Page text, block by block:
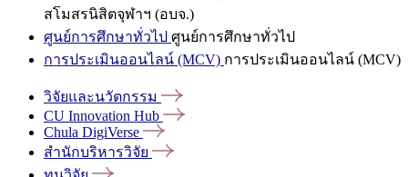
สโมสรนิสิตจุฬาฯ (อบจ.)
ศูนย์การศึกษาทั่วไป ศูนย์การศึกษาทั่วไป
การประเมินออนไลน์ (MCV) การประเมินออนไลน์ (MCV)
วิจัยและนวัตกรรม
CU Innovation Hub
Chula DigiVerse
สำนักบริหารวิจัย